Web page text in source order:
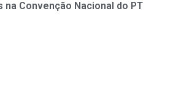
na Convenção Nacional do PT